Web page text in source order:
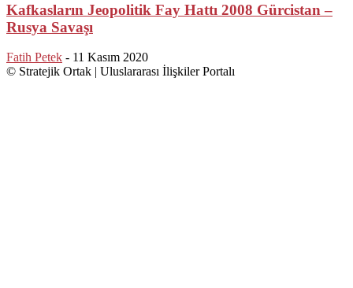
Kafkasların Jeopolitik Fay Hattı 2008 Gürcistan –
Rusya Savaşı
Fatih Petek - 11 Kasım 2020
© Stratejik Ortak | Uluslararası İlişkiler Portalı